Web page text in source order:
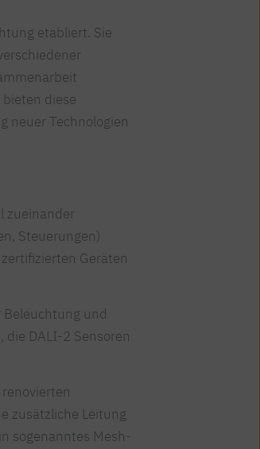
etabliert. Sie
diese
neuer Technologien
zueinander
Steuerungen)
Geräten
und
die DALI-2 Sensoren
zusätzliche Leitung
sogenanntes Mesh-